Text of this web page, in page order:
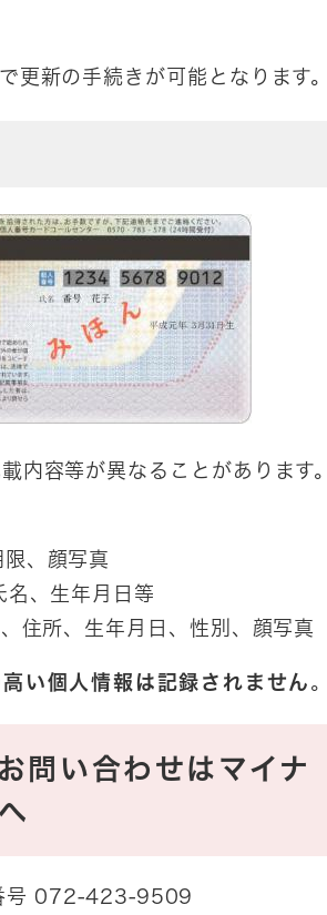
更新の手続きが可能となります。
内容等が異なることがあります。
、顔写真
、生年月日等
住所、生年月日、性別、顔写真
い個人情報は記録されません 。
問い合わせはマイナ
号 072-423-9509